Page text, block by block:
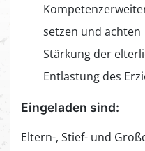
setzen und achten
Stärkung der
Entlastung des
Eingeladen sind:
Eltern-, Stief- und